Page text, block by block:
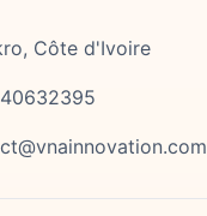
Côte d'Ivoire